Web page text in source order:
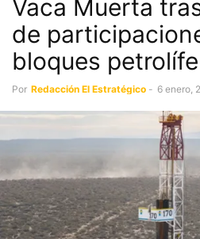
Vaca Muerta
de
bloques
Por Redacción El Estratégico - 6 enero,